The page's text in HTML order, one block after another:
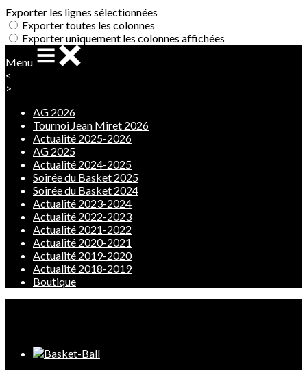
Exporter les lignes sélectionnées
Exporter toutes les colonnes
Exporter uniquement les colonnes affichées
Menu
<
>
AG 2026
Tournoi Jean Miret 2026
Actualité 2025-2026
AG 2025
Actualité 2024-2025
Soirée du Basket 2025
Soirée du Basket 2024
Actualité 2023-2024
Actualité 2022-2023
Actualité 2021-2022
Actualité 2020-2021
Actualité 2019-2020
Actualité 2018-2019
Boutique